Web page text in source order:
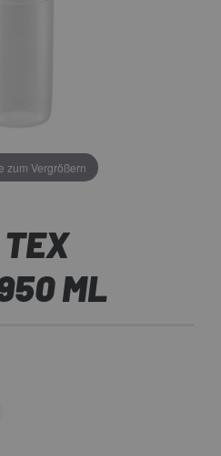
zum Vergrößern
ML